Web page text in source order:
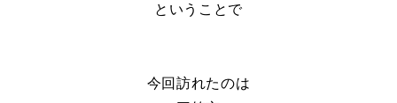
ということで
今回訪れたのは